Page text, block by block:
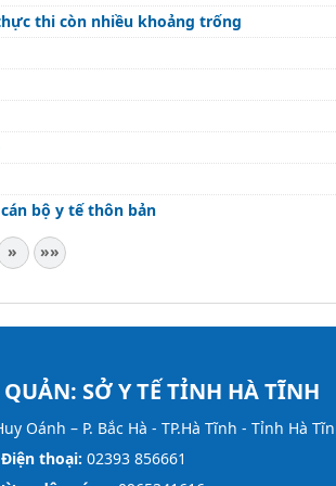
thi còn nhiều khoảng trống
bộ y tế thôn bản
» »»
SỞ Y TẾ TỈNH HÀ TĨNH
Oánh – P. Bắc Hà - TP.Hà Tĩnh - Tỉnh Hà
Điện thoại: 02393 856661